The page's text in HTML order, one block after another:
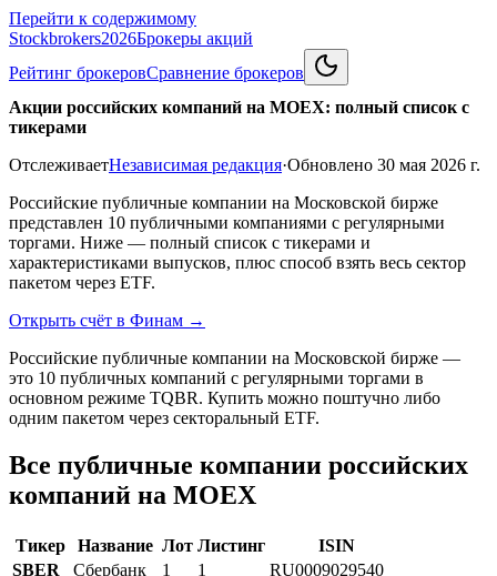
Перейти к содержимому
Stockbrokers2026Брокеры акций
Рейтинг брокеровСравнение брокеров
Акции российских компаний на MOEX: полный список с
тикерами
ОтслеживаетНезависимая редакция·Обновлено 30 мая 2026 г.
Российские публичные компании на Московской бирже
представлен 10 публичными компаниями с регулярными
торгами. Ниже — полный список с тикерами и
характеристиками выпусков, плюс способ взять весь сектор
пакетом через ETF.
Открыть счёт в Финам →
Российские публичные компании на Московской бирже —
это 10 публичных компаний с регулярными торгами в
основном режиме TQBR. Купить можно поштучно либо
одним пакетом через секторальный ETF.
Все публичные компании российских
компаний на MOEX
Тикер Название Лот Листинг
ISIN
SBER
Сбербанк 1 1
RU0009029540